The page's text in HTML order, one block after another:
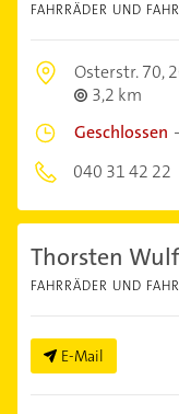
FAHRRÄDER UND
Osterstr. 70,
3,2 km
Geschlossen
040 31 42 22
Thorsten
FAHRRÄDER UND
E-Mail